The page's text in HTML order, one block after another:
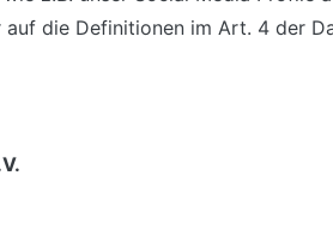
die Definitionen im Art. 4 der